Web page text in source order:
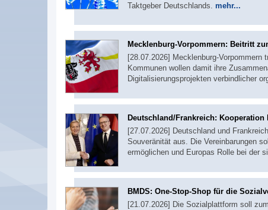
Taktgeber Deutschlands. mehr...
Mecklenburg-Vorpommern: Beitritt
[28.07.2026] Mecklenburg-
Kommunen wollen damit ihre
Digitalisierungsprojekten verbindlicher
Deutschland/Frankreich:
[27.07.2026] Deutschland und
Souveränität aus. Die Vereinbarungen
ermöglichen und Europas Rolle bei der
BMDS: One-Stop-Shop für die
[21.07.2026] Die Sozialplattform soll